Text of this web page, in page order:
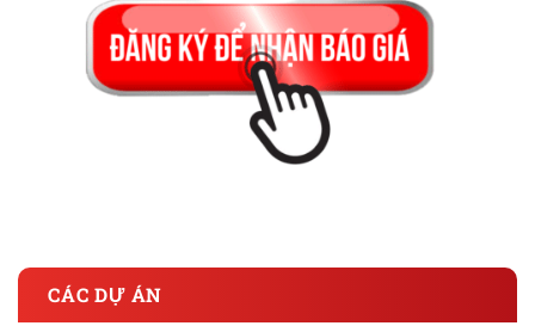
CÁC DỰ ÁN